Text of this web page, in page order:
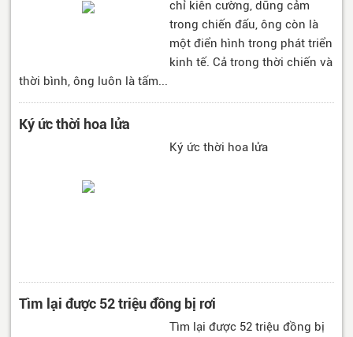
chỉ kiên cường, dũng cảm
trong chiến đấu, ông còn là
một điển hình trong phát triển
kinh tế. Cả trong thời chiến và
thời bình, ông luôn là tấm...
Ký ức thời hoa lửa
Ký ức thời hoa lửa
Tìm lại được 52 triệu đồng bị rơi
Tìm lại được 52 triệu đồng bị